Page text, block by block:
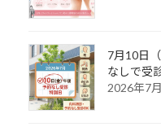
7月10日
なしで受
2026年7